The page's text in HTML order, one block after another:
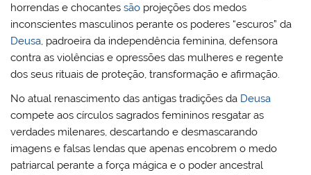
horrendas e chocantessão projeções dos medos
inconscientes masculinos perante os poderes “escuros” da
Deusa, padroeira da independência feminina, defensora
contra as violências e opressões das mulheres e regente
dos seus rituais de proteção, transformação e afirmação.
No atual renascimento das antigas tradições da Deusa
compete aos círculos sagrados femininos resgatar as
verdades milenares, descartando e desmascarando
imagens e falsas lendas que apenas encobrem o medo
patriarcal perante a força mágica e o poder ancestral